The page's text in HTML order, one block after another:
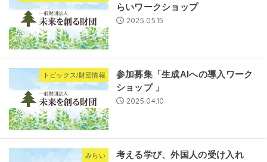
らいワークショップ
2025.05.15
トピックス/財団情報
参加募集「⽣成AIへの導⼊ワーク
ショップ 」
2025.04.10
みらい
考える学び、外国人の受け入れ